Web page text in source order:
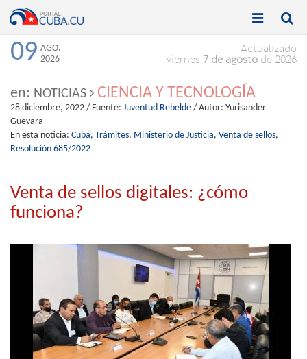
Toggle

Toggle

09 AGO.
2026
Actualizado
viernes 7 de agosto de 2026
en: NOTICIAS CIENCIA Y TECNOLOGÍA
28 diciembre, 2022 / Fuente: Juventud Rebelde / Autor: Yurisander
Guevara
En esta noticia: Cuba, Trámites, Ministerio de Justicia, Venta de sellos,
Resolución 685/2022
Venta de sellos digitales: ¿cómo
funciona?